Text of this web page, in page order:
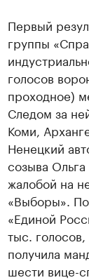
Первый
группы
голосов
проходное)
Следом за
Коми,
Ненецкий
созыва
жалобой на
«Выборы».
«Единой
тыс.
получила
шести вице-